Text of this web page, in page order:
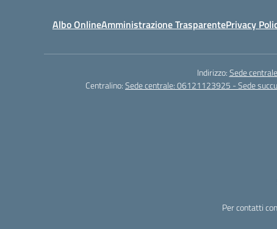
Albo OnlineAmministrazione TrasparentePrivacy
Indirizzo:Sede
Centralino:Sede centrale: 06121123925 - Sede
Per contatti